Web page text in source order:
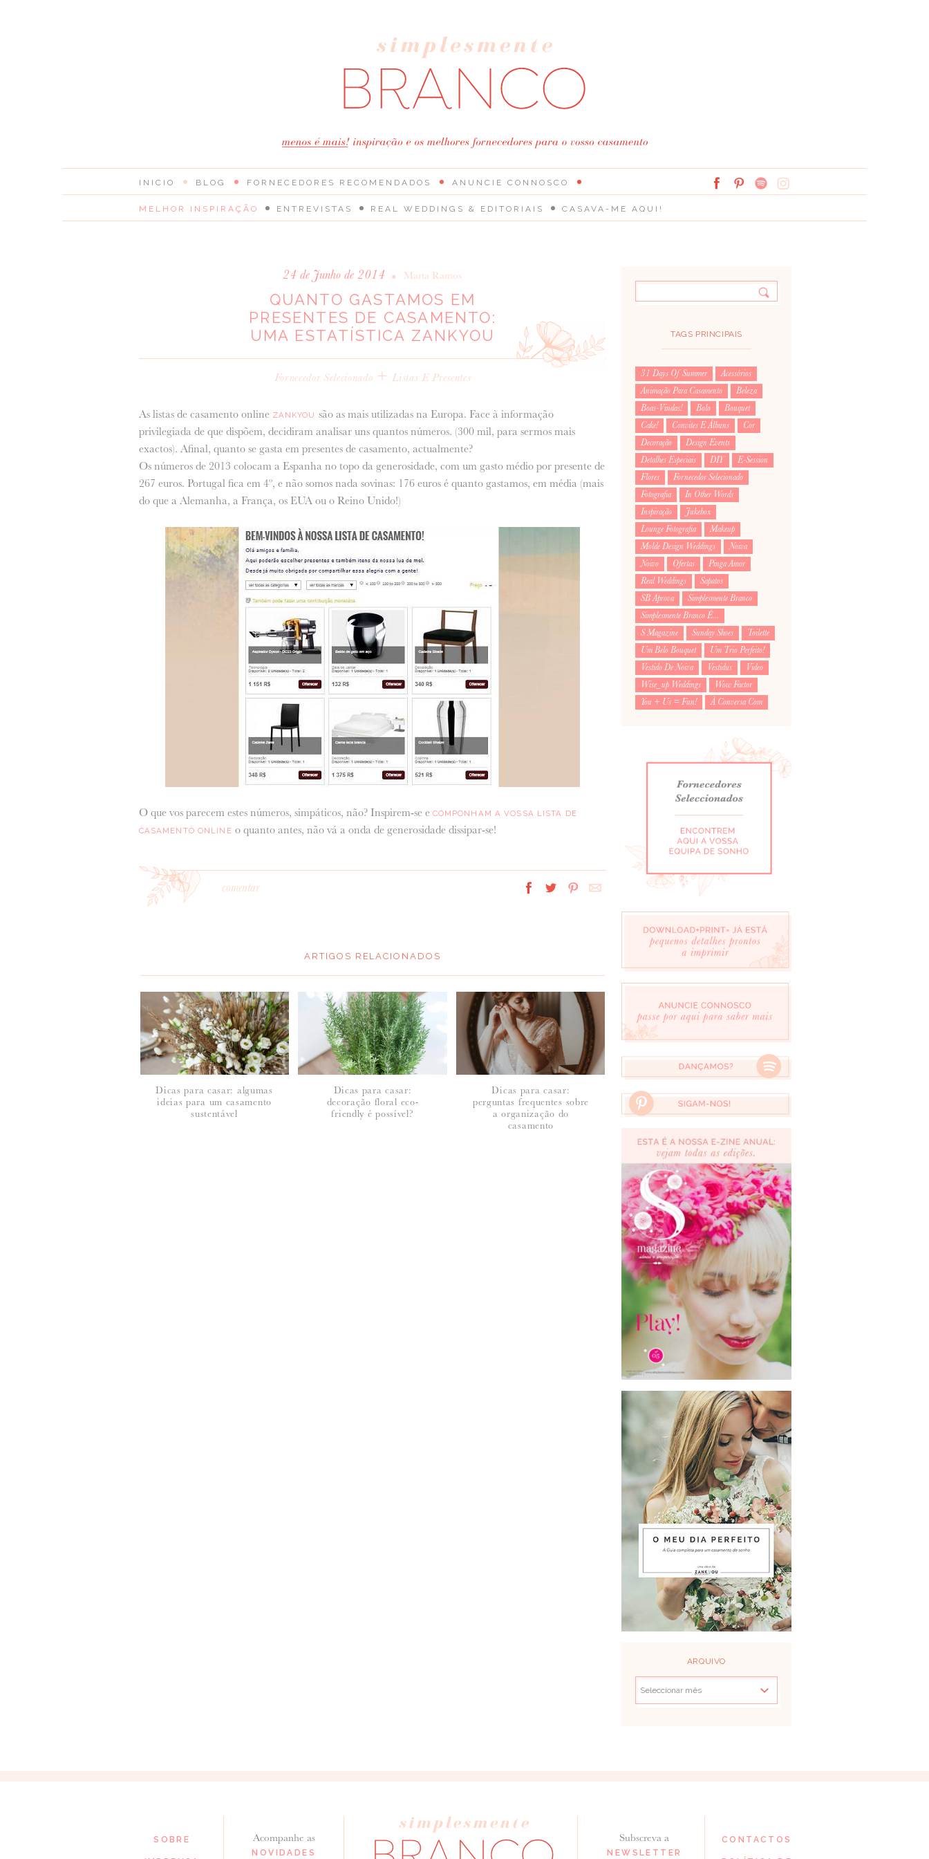
INICIO BLOG
MELHOR INSPIRAÇÃO ENTREVISTAS REAL WEDDINGS & EDITORIAIS CASAVA-ME AQUI!
FORNECEDORES RECOMENDADOS ANUNCIE CONNOSCO
24 de Junho de 2014 • Marta Ramos
QUANTO GASTAMOS EM
PRESENTES DE CASAMENTO:
UMA ESTATÍSTICA ZANKYOU
Fornecedor Selecionado +Listas E Presentes
As listas de casamento online ZANKYOU são as mais utilizadas na Europa. Face à informação
privilegiada de que dispõem, decidiram analisar uns quantos números. (300 mil, para sermos mais
exactos). Afinal, quanto se gasta em presentes de casamento, actualmente?
Os números de 2013 colocam a Espanha no topo da generosidade, com um gasto médio por presente de
267 euros. Portugal fica em 4º, e não somos nada sovinas: 176 euros é quanto gastamos, em média (mais
do que a Alemanha, a França, os EUA ou o Reino Unido!)
O que vos parecem estes números, simpáticos, não? Inspirem-se e COMPONHAM A VOSSA LISTA DE
CASAMENTO ONLINE o quanto antes, não vá a onda de generosidade dissipar-se!
comentar
NOME*:
ARTIGOS RELACIONADOS
Dicas para casar: algumas
ideias para um casamento
sustentável
Dicas para casar:
decoração floral eco-
friendly é possível?
Dicas para casar:
perguntas frequentes sobre
a organização do
casamento
TAGS PRINCIPAIS
31 Days Of Summer
Acessórios
Animação Para Casamento
Beleza
Boas-Vindas!
Bolo
Bouquet
Cake!
Convites E Álbuns
Cor
Decoração
Design Events
Detalhes Especiais
DIY
E-Session
Flores
Fornecedor Selecionado
Fotografia
In Other Words
Inspiração
Jukebox
Lounge Fotografia
Makeup
Molde Design Weddings
Noiva
Noivo
Ofertas
Pinga Amor
Real Weddings
Sapatos
SB Aprova
Simplesmente Branco
Simplesmente Branco É...
S Magazine
Sunday Shoes
Toilette
Um Belo Bouquet
Um Trio Perfeito!
Vestido De Noiva
Vestidus
Video
Wise_up Weddings
Wow Factor
You + Us = Fun!
À Conversa Com
ARQUIVO
SOBRE Acompanhe as
NOVIDADES
Subscreva a
NEWSLETTER
CONTACTOS